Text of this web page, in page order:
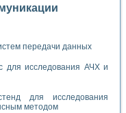
передачи данных
для исследования АЧХ и
для исследования
методом